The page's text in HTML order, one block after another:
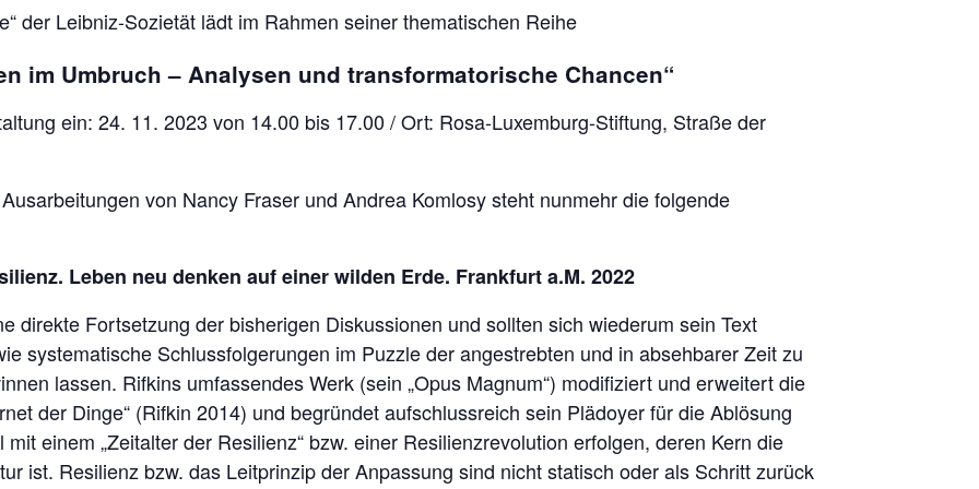
der Leibniz-Sozietät lädt im Rahmen seiner thematischen Reihe
im Umbruch – Analysen und transformatorische Chancen“
ein: 24. 11. 2023 von 14.00 bis 17.00 / Ort: Rosa-Luxemburg-Stiftung, Straße der
von Nancy Fraser und Andrea Komlosy steht nunmehr die folgende
Leben neu denken auf einer wilden Erde. Frankfurt a.M. 2022
direkte Fortsetzung der bisherigen Diskussionen und sollten sich wiederum sein Text
systematische Schlussfolgerungen im Puzzle der angestrebten und in absehbarer Zeit zu
lassen. Rifkins umfassendes Werk (sein „Opus Magnum“) modifiziert und erweitert die
der Dinge“ (Rifkin 2014) und begründet aufschlussreich sein Plädoyer für die Ablösung
einem „Zeitalter der Resilienz“ bzw. einer Resilienzrevolution erfolgen, deren Kern die
ist. Resilienz bzw. das Leitprinzip der Anpassung sind nicht statisch oder als Schritt zurück